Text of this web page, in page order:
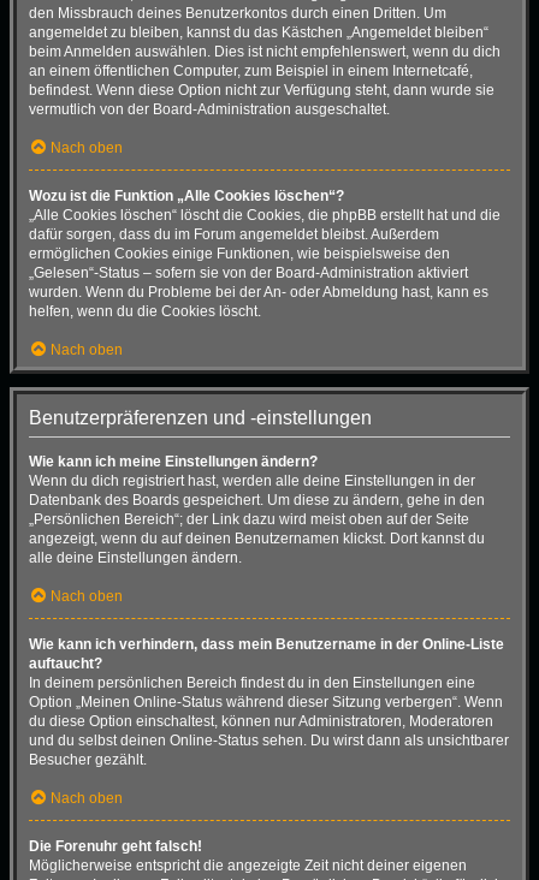
den Missbrauch deines Benutzerkontos durch einen Dritten. Um
angemeldet zu bleiben, kannst du das Kästchen „Angemeldet bleiben“
beim Anmelden auswählen. Dies ist nicht empfehlenswert, wenn du dich
an einem öffentlichen Computer, zum Beispiel in einem Internetcafé,
befindest. Wenn diese Option nicht zur Verfügung steht, dann wurde sie
vermutlich von der Board-Administration ausgeschaltet.
Nach oben
Wozu ist die Funktion „Alle Cookies löschen“?
„Alle Cookies löschen“ löscht die Cookies, die phpBB erstellt hat und die
dafür sorgen, dass du im Forum angemeldet bleibst. Außerdem
ermöglichen Cookies einige Funktionen, wie beispielsweise den
„Gelesen“-Status – sofern sie von der Board-Administration aktiviert
wurden. Wenn du Probleme bei der An- oder Abmeldung hast, kann es
helfen, wenn du die Cookies löscht.
Nach oben
Benutzerpräferenzen und -einstellungen
Wie kann ich meine Einstellungen ändern?
Wenn du dich registriert hast, werden alle deine Einstellungen in der
Datenbank des Boards gespeichert. Um diese zu ändern, gehe in den
„Persönlichen Bereich“; der Link dazu wird meist oben auf der Seite
angezeigt, wenn du auf deinen Benutzernamen klickst. Dort kannst du
alle deine Einstellungen ändern.
Nach oben
Wie kann ich verhindern, dass mein Benutzername in der Online-Liste
auftaucht?
In deinem persönlichen Bereich findest du in den Einstellungen eine
Option „Meinen Online-Status während dieser Sitzung verbergen“. Wenn
du diese Option einschaltest, können nur Administratoren, Moderatoren
und du selbst deinen Online-Status sehen. Du wirst dann als unsichtbarer
Besucher gezählt.
Nach oben
Die Forenuhr geht falsch!
Möglicherweise entspricht die angezeigte Zeit nicht deiner eigenen